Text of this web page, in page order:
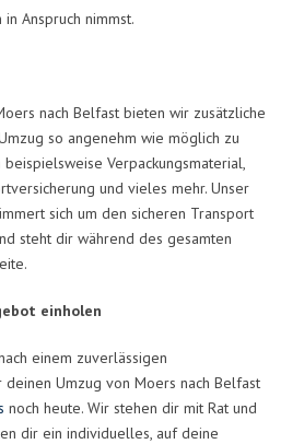
Anspruch nimmst.
nach Belfast bieten wir zusätzliche
so angenehm wie möglich zu
Verpackungsmaterial,
und vieles mehr. Unser
sich um den sicheren Transport
steht dir während des gesamten
einholen
einem zuverlässigen
deinen Umzug von Moers nach Belfast
noch heute. Wir stehen dir mit Rat und
dir ein individuelles, auf deine